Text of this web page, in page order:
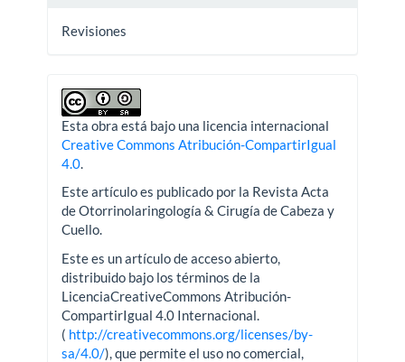
Revisiones
Esta obra está bajo una licencia internacional
Creative Commons Atribución-CompartirIgual
4.0.
Este artículo es publicado por la Revista Acta
de Otorrinolaringología & Cirugía de Cabeza y
Cuello.
Este es un artículo de acceso abierto,
distribuido bajo los términos de la
LicenciaCreativeCommons Atribución-
CompartirIgual 4.0 Internacional.
( http://creativecommons.org/licenses/by-
sa/4.0/), que permite el uso no comercial,